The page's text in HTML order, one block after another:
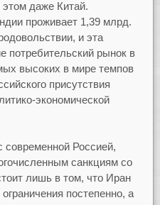
даже Китай.
проживает 1,39 млрд.
и эта
потребительский рынок в
высоких в мире темпов
присутствия
экономической
Россией,
санкциям со
лишь в том, что Иран
постепенно, а